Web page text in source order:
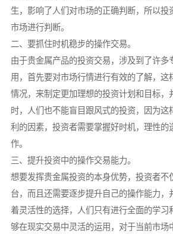
生，影响了人们对市场的正确判断，所以投
市场进行判断。
二、要抓住时机稳步的操作交易。
由于贵金属产品的投资交易，涉及到了许多
用，首先要对市场行情进行有效的了解，这
情况，来制定更加理想的投资计划和目标，
时，人们也不能盲目跟风式的投资，因为这
利的因素，投资者需要掌握好时机，理性的
作。
三、提升投资中的操作交易能力。
想要发挥贵金属投资的本身优势，投资者不
台，而且还需要逐步提升自己的操作能力，
着灵活性的选择，人们只有进行全面的学习
够在现实交易中灵活的运用，对于当前市场